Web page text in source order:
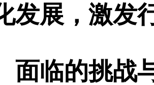
发展，激发
面临的挑战